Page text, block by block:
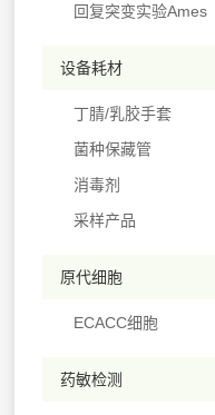
回复突变实验Ames
设备耗材
丁腈/乳胶手套
菌种保藏管
消毒剂
采样产品
原代细胞
ECACC细胞
药敏检测